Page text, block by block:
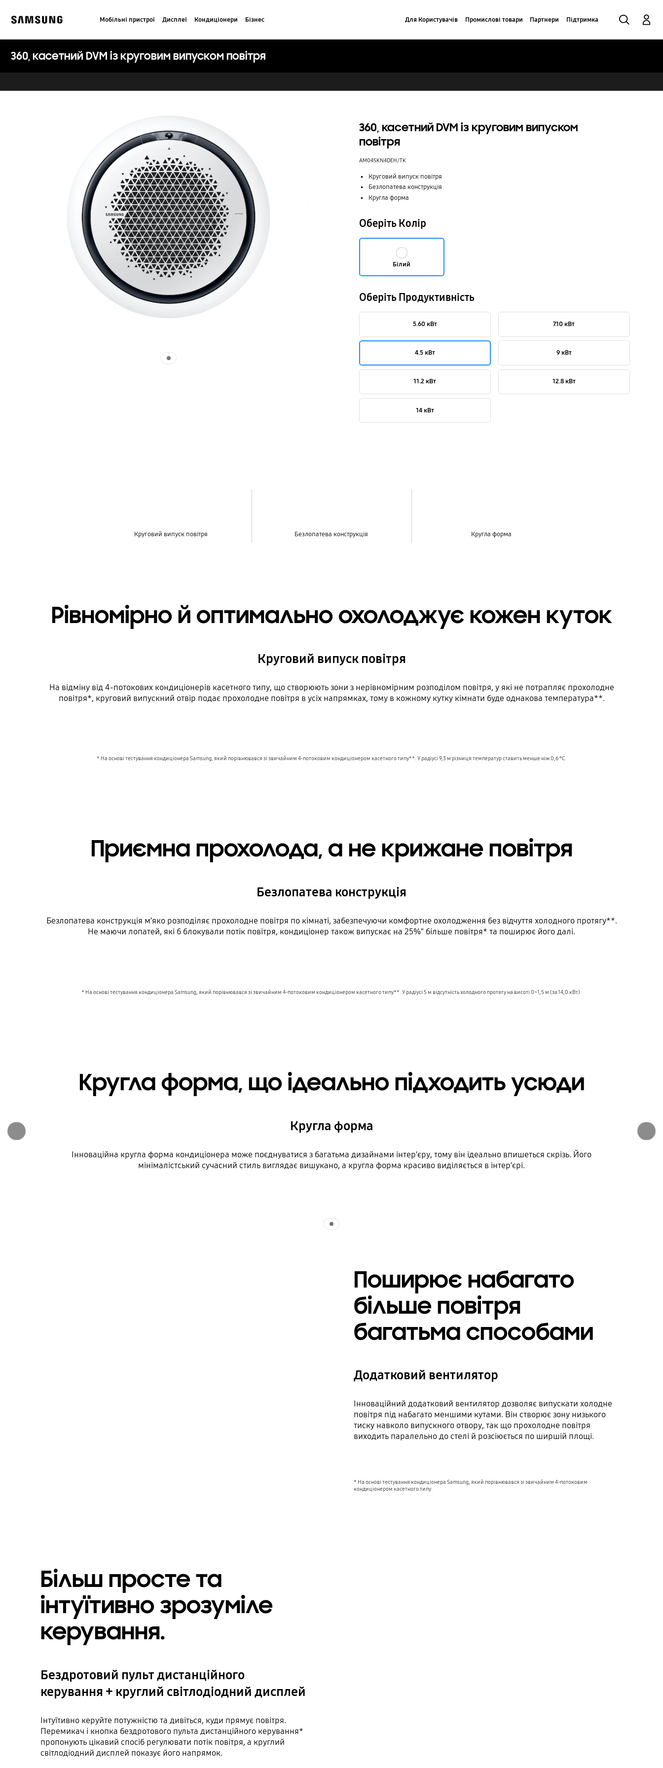
content
Мобільні пристрої Дисплеї Кондиціонери Бізнес Для Користувачів Промислові товари Партнери Підтримка
360, касетний DVM із круговим випуском повітря
360, касетний DVM із круговим випуском
повітря
AM045KN4DEH/TK
Круговий випуск повітря
Безлопатева конструкція
Кругла форма
Оберіть Колір
Білий
Оберіть Продуктивність
5.60 кВт 7.10 кВт
4.5 кВт 9 кВт
11.2 кВт 12.8 кВт
14 кВт
Круговий випуск повітря Безлопатева конструкція Кругла форма
Рівномірно й оптимально охолоджує кожен куток
Круговий випуск повітря
На відміну від 4-потокових кондиціонерів касетного типу, що створюють зони з нерівномірним розподілом повітря, у які не потрапляє прохолодне
повітря*, круговий випускний отвір подає прохолодне повітря в усіх напрямках, тому в кожному кутку кімнати буде однакова температура**.
* На основі тестування кондиціонера Samsung, який порівнювався зі звичайним 4-потоковим кондиціонером касетного типу**. У радіусі 9,3 м різниця температур ставить менше ніж 0,6 °C.
Приємна прохолода, а не крижане повітря
Безлопатева конструкція
Безлопатева конструкція м’яко розподіляє прохолодне повітря по кімнаті, забезпечуючи комфортне охолодження без відчуття холодного протягу**.
Не маючи лопатей, які б блокували потік повітря, кондиціонер також випускає на 25%" більше повітря* та поширює його далі.
* На основі тестування кондиціонера Samsung, який порівнювався зі звичайним 4-потоковим кондиціонером касетного типу**. У радіусі 5 м відсутність холодного протягу на висоті 0~1,5 м (за 14,0 кВт).
Кругла форма, що ідеально підходить усюди
Кругла форма
Інноваційна кругла форма кондиціонера може поєднуватися з багатьма дизайнами інтер’єру, тому він ідеально впишеться скрізь. Його
мінімалістський сучасний стиль виглядає вишукано, а кругла форма красиво виділяється в інтер’єрі.
Поширює набагато
більше повітря
багатьма способами
Додатковий вентилятор
Інноваційний додатковий вентилятор дозволяє випускати холодне
повітря під набагато меншими кутами. Він створює зону низького
тиску навколо випускного отвору, так що прохолодне повітря
виходить паралельно до стелі й розсіюється по ширшій площі.
* На основі тестування кондиціонера Samsung, який порівнювався зі звичайним 4-потоковим
кондиціонером касетного типу.
Більш просте та
інтуїтивно зрозуміле
керування.
Бездротовий пульт дистанційного
керування + круглий світлодіодний дисплей
Інтуїтивно керуйте потужністю та дивіться, куди прямує повітря.
Перемикач і кнопка бездротового пульта дистанційного керування*
пропонують цікавий спосіб регулювати потік повітря, а круглий
світлодіодний дисплей показує його напрямок.